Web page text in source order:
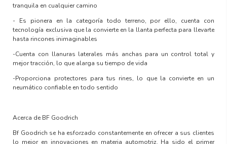
tranquila en cualquier camino
- Es pionera en la categoría todo terreno, por ello, cuenta con
tecnología exclusiva que la convierte en la llanta perfecta para llevarte
hasta rincones inimaginables
-Cuenta con llanuras laterales más anchas para un control total y
mejor tracción, lo que alarga su tiempo de vida
-Proporciona protectores para tus rines, lo que la convierte en un
neumático confiable en todo sentido
Acerca de BF Goodrich
Bf Goodrich se ha esforzado constantemente en ofrecer a sus clientes
lo mejor en innovaciones en materia automotriz. Ha sido el primer